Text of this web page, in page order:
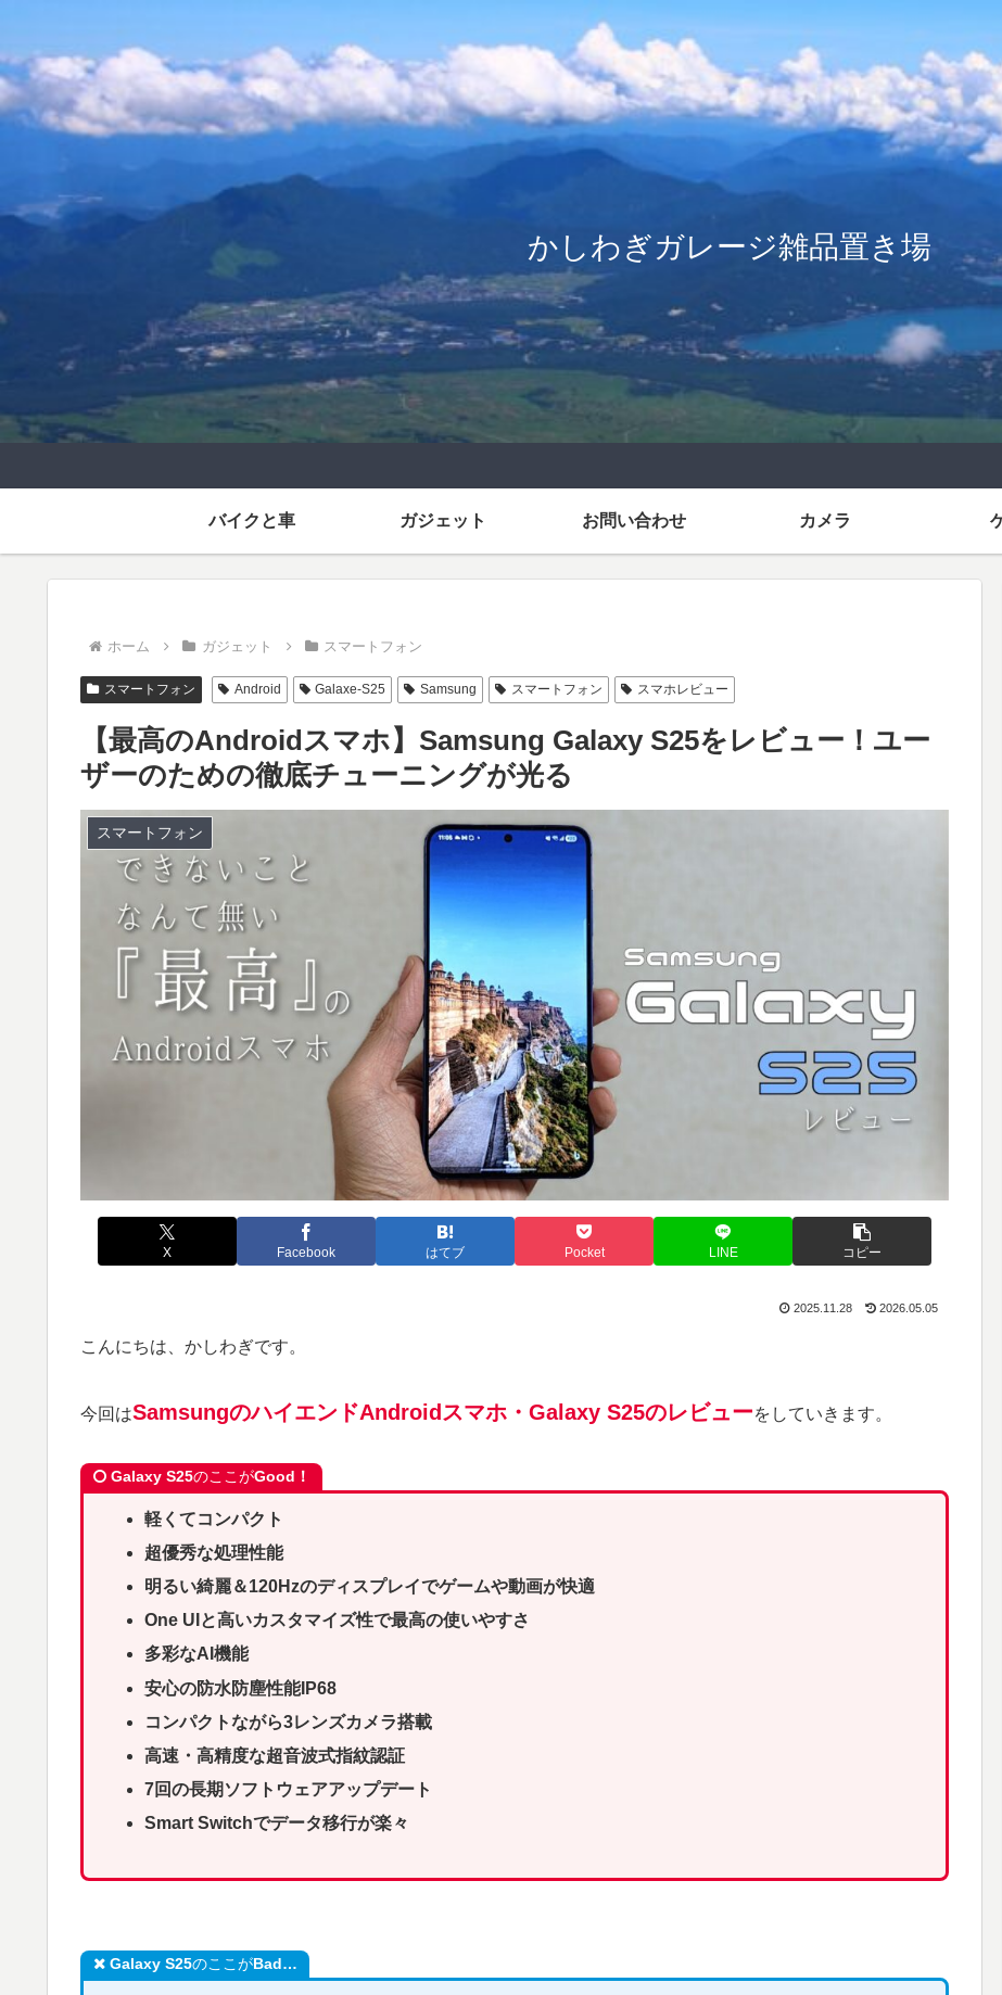
かしわぎガレージ雑品置き場
バイクと車 ガジェット お問い合わせ カメラ
ホーム ガジェット スマートフォン
スマートフォン Android Galaxe-S25 Samsung スマートフォン スマホレビュー
【最高のAndroidスマホ】Samsung Galaxy S25をレビュー！ユー
ザーのための徹底チューニングが光る
スマートフォン
X Facebook はてブ Pocket LINE コピー
2025.11.28 2026.05.05
こんにちは、かしわぎです。
今回はSamsungのハイエンドAndroidスマホ・Galaxy S25のレビューをしていきます。
Galaxy S25のここがGood！
軽くてコンパクト
超優秀な処理性能
明るい綺麗＆120Hzのディスプレイでゲームや動画が快適
One UIと高いカスタマイズ性で最高の使いやすさ
多彩なAI機能
安心の防水防塵性能IP68
コンパクトながら3レンズカメラ搭載
高速・高精度な超音波式指紋認証
7回の長期ソフトウェアアップデート
Smart Switchでデータ移行が楽々
Galaxy S25のここがBad…